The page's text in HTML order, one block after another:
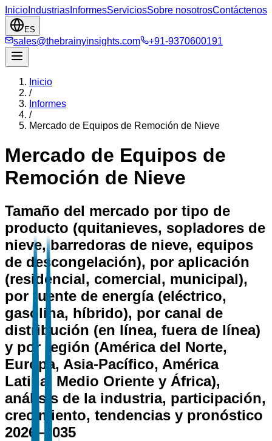
Inicio Industrias InformesServiciosSobre nosotrosContáctenos
ES
sales@thebrainyinsights.com +91-9370600191
Inicio
/
Informes
/
Mercado de Equipos de Remoción de Nieve
Mercado de Equipos de
Remoción de Nieve
Tamaño del mercado por tipo de
producto (quitanieves, sopladores de
nieve, barredoras de nieve, equipos
de descongelación), por aplicación
(residencial, comercial, municipal),
por fuente de energía (eléctrico,
gasolina, híbrido), por canal de
distribución (en línea, fuera de línea)
y por región (América del Norte,
Europa, Asia-Pacífico, América
Latina, Medio Oriente y África),
análisis de la industria, participación,
crecimiento, tendencias y pronóstico
2026–2035